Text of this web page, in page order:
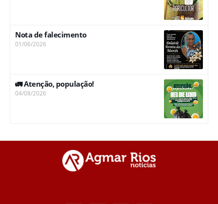
Nota de falecimento
01/06/2026
🚛 Atenção, população!
04/08/2026